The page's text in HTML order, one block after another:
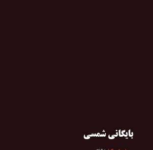
بایگانی شمسی